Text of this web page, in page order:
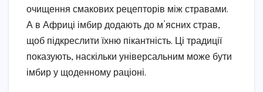
очищення смакових рецепторів між стравами.
А в Африці імбир додають до м’ясних страв,
щоб підкреслити їхню пікантність. Ці традиції
показують, наскільки універсальним може бути
імбир у щоденному раціоні.